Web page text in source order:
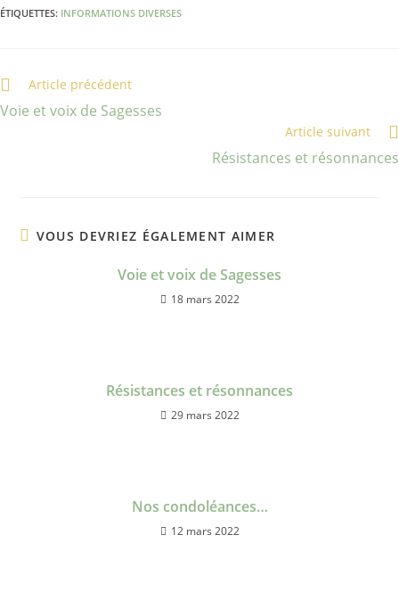
ÉTIQUETTES: INFORMATIONS DIVERSES
Article précédent
Voie et voix de Sagesses
Article suivant
Résistances et résonnances
VOUS DEVRIEZ ÉGALEMENT AIMER
Voie et voix de Sagesses
18 mars 2022
Résistances et résonnances
29 mars 2022
Nos condoléances…
12 mars 2022